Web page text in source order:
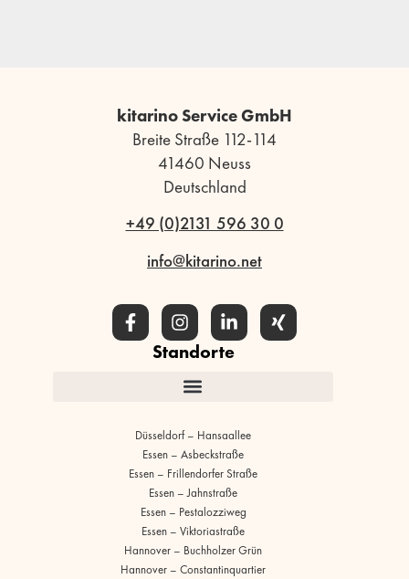
kitarino Service GmbH
Breite Straße 112-114
41460 Neuss
Deutschland
+49 (0)2131 596 30 0
info@kitarino.net
Standorte
Düsseldorf – Hansaallee
Essen – Asbeckstraße
Essen – Frillendorfer Straße
Essen – Jahnstraße
Essen – Pestalozziweg
Essen – Viktoriastraße
Hannover – Buchholzer Grün
Hannover – Constantinquartier